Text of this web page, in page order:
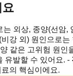
외상, 종양(선
강 외) 원인으로
같은 고위험 원
유발할 수 있어요. -
의 핵심이에요.